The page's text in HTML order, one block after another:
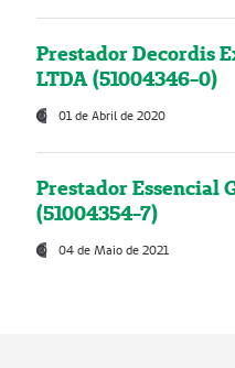
Prestador Decordis
LTDA (51004346-0)
01 de Abril de 2020
Prestador Essencial
(51004354-7)
04 de Maio de 2021